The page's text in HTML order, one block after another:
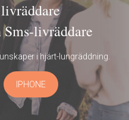
Sms-livräddare
i hjärt-lungräddning.
IPHONE